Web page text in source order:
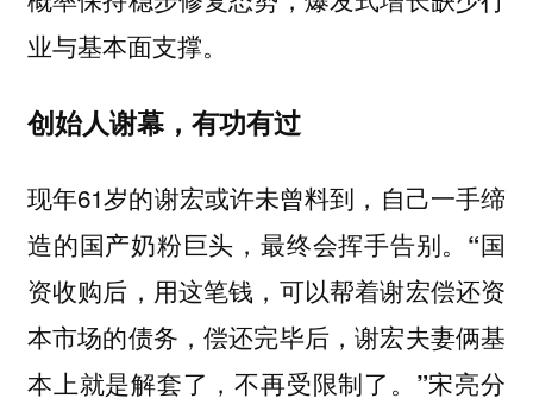
业与基本面支撑。
创始人谢幕，有功有过
现年61岁的谢宏或许未曾料到，自己一手缔
造的国产奶粉巨头，最终会挥手告别。 “国
资收购后，用这笔钱，可以帮着谢宏偿还资
本市场的债务，偿还完毕后，谢宏夫妻俩基
本上就是解套了，不再受限制了。”宋亮分